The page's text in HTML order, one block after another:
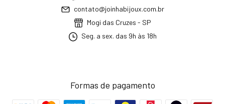
contato@joinhabijoux.com.br
Mogi das Cruzes - SP
Seg. a sex. das 9h às 18h
Formas de pagamento